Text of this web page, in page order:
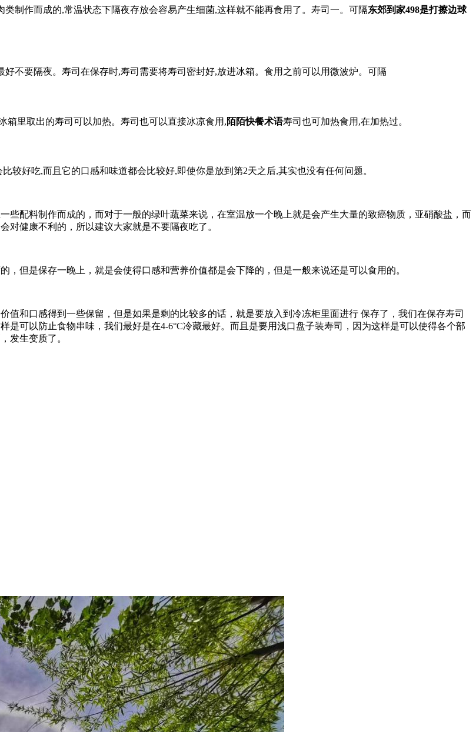
制作而成的,常温状态下隔夜存放会容易产生细菌,这样就不能再食用了。寿司一。可隔东郊到家498是打擦边球
不要隔夜。寿司在保存时,寿司需要将寿司密封好,放进冰箱。食用之前可以用微波炉。可隔
箱里取出的寿司可以加热。寿司也可以直接冰凉食用,陌陌快餐术语寿司也可加热食用,在加热过。
较好吃,而且它的口感和味道都会比较好,即使你是放到第2天之后,其实也没有任何问题。
些配料制作而成的，而对于一般的绿叶蔬菜来说，在室温放一个晚上就是会产生大量的致癌物质，亚硝酸盐，而
对健康不利的，所以建议大家就是不要隔夜吃了。
但是保存一晚上，就是会使得口感和营养价值都是会下降的，但是一般来说还是可以食用的。
和口感得到一些保留，但是如果是剩的比较多的话，就是要放入到冷冻柜里面进行 保存了，我们在保存寿司
可以防止食物串味，我们最好是在4-6°C冷藏最好。而且是要用浅口盘子装寿司，因为这样是可以使得各个部
发生变质了。